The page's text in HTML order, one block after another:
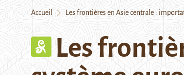
Accueil Les frontières en Asie centrale :
Les